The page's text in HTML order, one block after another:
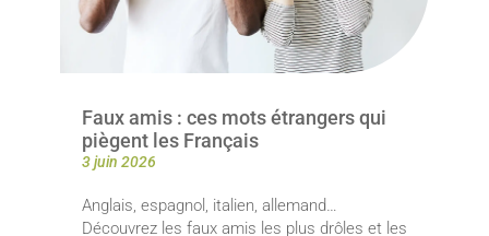
Faux amis : ces mots étrangers qui
piègent les Français
3 juin 2026
Anglais, espagnol, italien, allemand…
Découvrez les faux amis les plus drôles et les